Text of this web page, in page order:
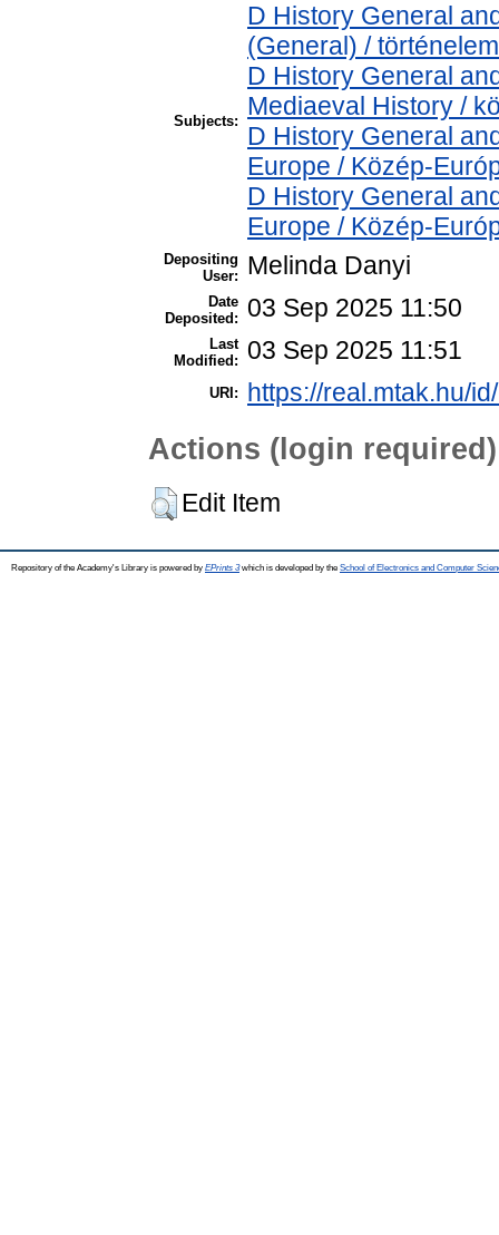
Subjects:
D History General
(General) /
D History General
Mediaeval History /
D History General
Europe / Közép-
D History General
Europe / Közép-
Depositing
User:
Melinda Danyi
Date
Deposited:
03 Sep 2025 11:50
Last
Modified:
03 Sep 2025 11:51
URI: https://real.mtak.hu/
Actions (login required)
Edit Item
Repository of the Academy's Library is powered by EPrints 3which is developed by the School of Electronics and Computer